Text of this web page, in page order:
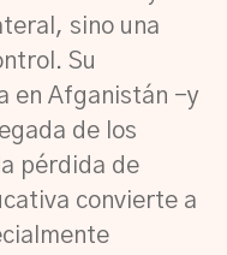
sino una
Su
en Afganistán -y
de los
pérdida de
convierte a